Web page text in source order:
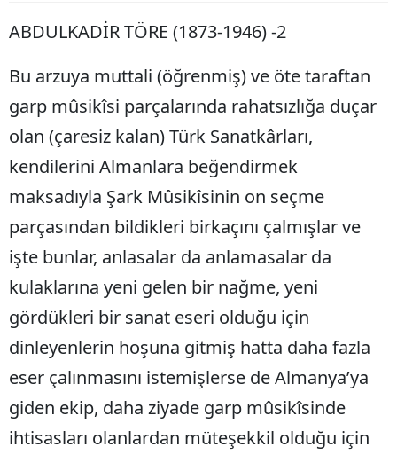
Bilecik
Bingöl
Bitlis
Bolu
Burdur
Bursa
Çanakkale
Çankırı
Çorum
Denizli
Edirne
ABDULKADİR TÖRE (1873-1946) -2
Bu arzuya muttali (öğrenmiş) ve öte taraftan
garp mûsikîsi parçalarında rahatsızlığa duçar
olan (çaresiz kalan) Türk Sanatkârları,
kendilerini Almanlara beğendirmek
maksadıyla Şark Mûsikîsinin on seçme
parçasından bildikleri birkaçını çalmışlar ve
işte bunlar, anlasalar da anlamasalar da
kulaklarına yeni gelen bir nağme, yeni
gördükleri bir sanat eseri olduğu için
dinleyenlerin hoşuna gitmiş hatta daha fazla
eser çalınmasını istemişlerse de Almanya’ya
giden ekip, daha ziyade garp mûsikîsinde
ihtisasları olanlardan müteşekkil olduğu için